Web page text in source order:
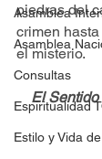
Asamblea
Asamblea
Consultas
Espiritualidad
Estilo y Vida
piedras del
crimen
el misterio.
El